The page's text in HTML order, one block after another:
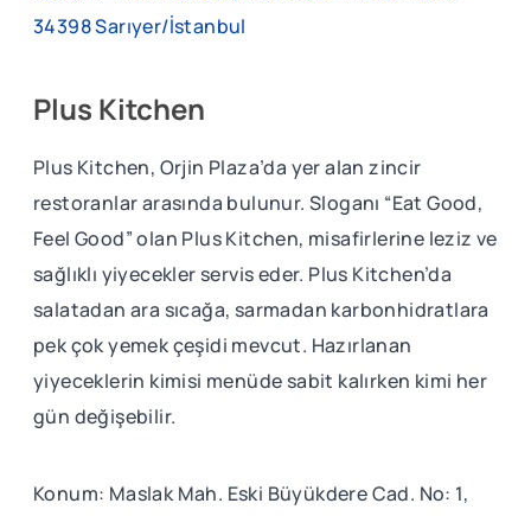
34398 Sarıyer/İstanbul
Plus Kitchen
Plus Kitchen, Orjin Plaza’da yer alan zincir
restoranlar arasında bulunur. Sloganı “Eat Good,
Feel Good” olan Plus Kitchen, misafirlerine leziz ve
sağlıklı yiyecekler servis eder. Plus Kitchen’da
salatadan ara sıcağa, sarmadan karbonhidratlara
pek çok yemek çeşidi mevcut. Hazırlanan
yiyeceklerin kimisi menüde sabit kalırken kimi her
gün değişebilir.
Konum: Maslak Mah. Eski Büyükdere Cad. No: 1,